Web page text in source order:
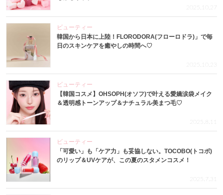
2025.10.27
ビューティー
韓国から日本に上陸！FLORODORA(フローロドラ)」で毎
日のスキンケアを癒やしの時間へ♡
2025.10.23
ビューティー
【韓国コスメ】OHSOPH(オソフ)で叶える愛嬌涙袋メイク
＆透明感トーンアップ＆ナチュラル美まつ毛♡
2025.8.11
ビューティー
「可愛い」も「ケア力」も妥協しない。TOCOBO(トコボ)
のリップ＆UVケアが、この夏のスタメンコスメ！
2025.7.31